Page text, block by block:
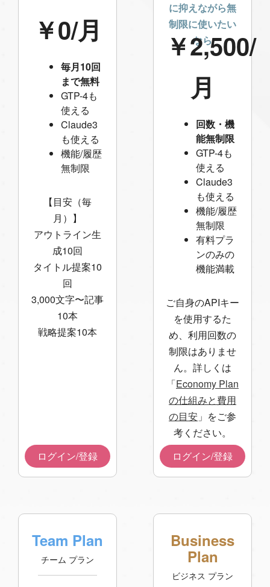
￥0/月
毎月10回
まで無料
GTP-4も
使える
Claude3
も使える
機能/履歴
無制限
【目安（毎
月）】
アウトライン生
成10回
タイトル提案10
回
3,000文字〜記事
10本
戦略提案10本
ログイン/登録
に抑えながら無
制限に使いたい
なら
￥2,500/
月
回数・機
能無制限
GTP-4も
使える
Claude3
も使える
機能/履歴
無制限
有料プラ
ンのみの
機能満載
ご自身のAPIキー
を使用するた
め、利用回数の
制限はありませ
ん。詳しくは
「Economy Plan
の仕組みと費用
の目安 」をご参
考ください。
ログイン/登録
Team Plan
チーム プラン
Business
Plan
ビジネス プラン